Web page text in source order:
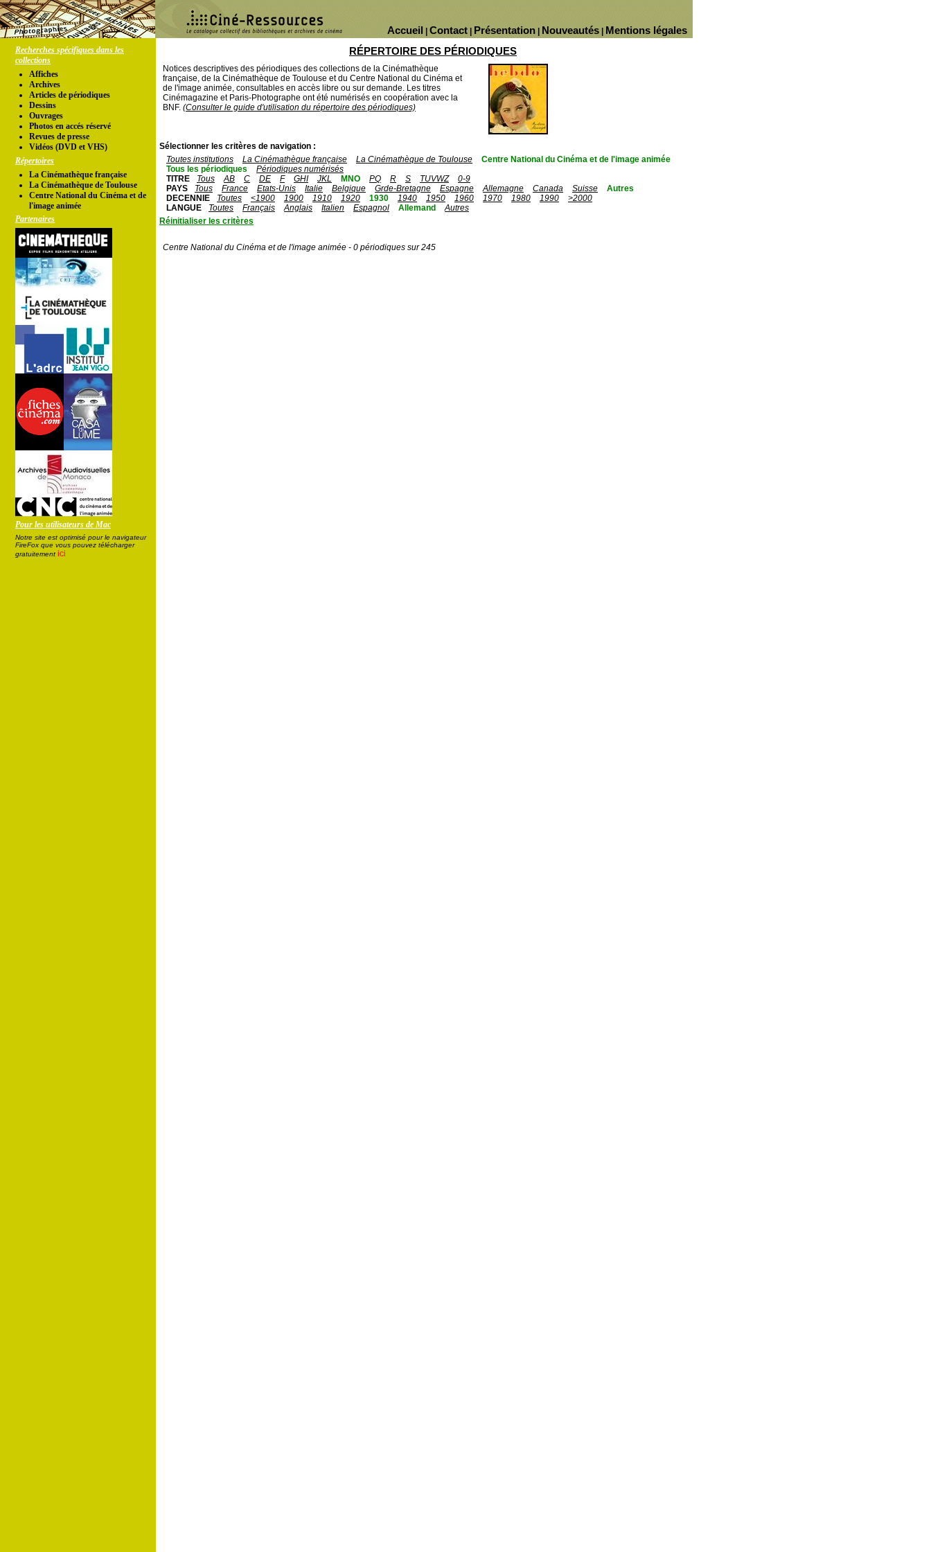
Mentions légales
Nouveautés
Présentation
Contact
Accueil
Recherches spécifiques dans les
collections
Affiches
Archives
Articles de périodiques
Dessins
Ouvrages
Photos en accés réservé
Revues de presse
Vidéos (DVD et VHS)
Répertoires
La Cinémathèque française
La Cinémathèque de Toulouse
Centre National du Cinéma et de
l'image animée
Partenaires
Pour les utilisateurs de Mac
Notre site est optimisé pour le navigateur
FireFox que vous pouvez télécharger
gratuitement ici
RÉPERTOIRE DES PÉRIODIQUES
Notices descriptives des périodiques des collections de la Cinémathèque
française, de la Cinémathèque de Toulouse et du Centre National du Cinéma et
de l'image animée, consultables en accès libre ou sur demande. Les titres
Cinémagazine et Paris-Photographe ont été numérisés en coopération avec la
BNF. (Consulter le guide d'utilisation du répertoire des périodiques)
Sélectionner les critères de navigation :
Toutes institutions
La Cinémathèque française La Cinémathèque de Toulouse
Centre National du Cinéma et de l'image animée
Tous les périodiques
Périodiques numérisés
TITRE
Tous AB C DE F GHI JKL MNO PQ R S TUVWZ
0-9
PAYS
Tous France Etats-Unis Italie Belgique Grde-Bretagne Espagne Allemagne Canada Suisse
Autres
DECENNIE
Toutes <1900 1900 1910 1920 1930 1940 1950 1960 1970 1980 1990
>2000
LANGUE
Toutes Français Anglais Italien Espagnol Allemand
Autres
Réinitialiser les critères
Centre National du Cinéma et de l'image animée - 0 périodiques sur 245